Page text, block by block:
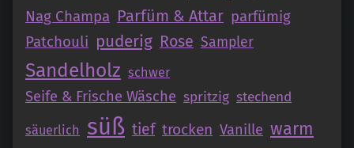
Nag Champa Parfüm & Attar parfümig
Patchouli puderig Rose Sampler
Sandelholz schwer
Seife & Frische Wäsche spritzig stechend
säuerlich süß tief trocken Vanille warm